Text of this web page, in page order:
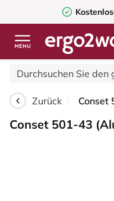
Zurück Conset
Conset 501-43